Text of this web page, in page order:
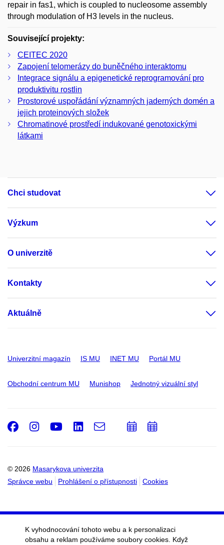
repair in fas1, which is coupled to nucleosome assembly
through modulation of H3 levels in the nucleus.
Související projekty:
CEITEC 2020
Zapojení telomerázy do buněčného interaktomu
Integrace signálu a epigenetické reprogramování pro
produktivitu rostlin
Prostorové uspořádání významných jaderných domén a
jejich proteinových složek
Chromatinové prostředí indukované genotoxickými
látkami
Chci studovat
Výzkum
O univerzitě
Kontakty
Aktuálně
Univerzitní magazín IS MU INET MU Portál MU
Obchodní centrum MU Munishop Jednotný vizuální styl
© 2026 Masarykova univerzita
Správce webu
Prohlášení o přístupnosti Cookies
Facebook
Instagram
Youtube
LinkedIn
e-
PřidatPřidat
K vyhodnocování tohoto webu a k personalizaci
obsahu a reklam používáme soubory cookies. Když